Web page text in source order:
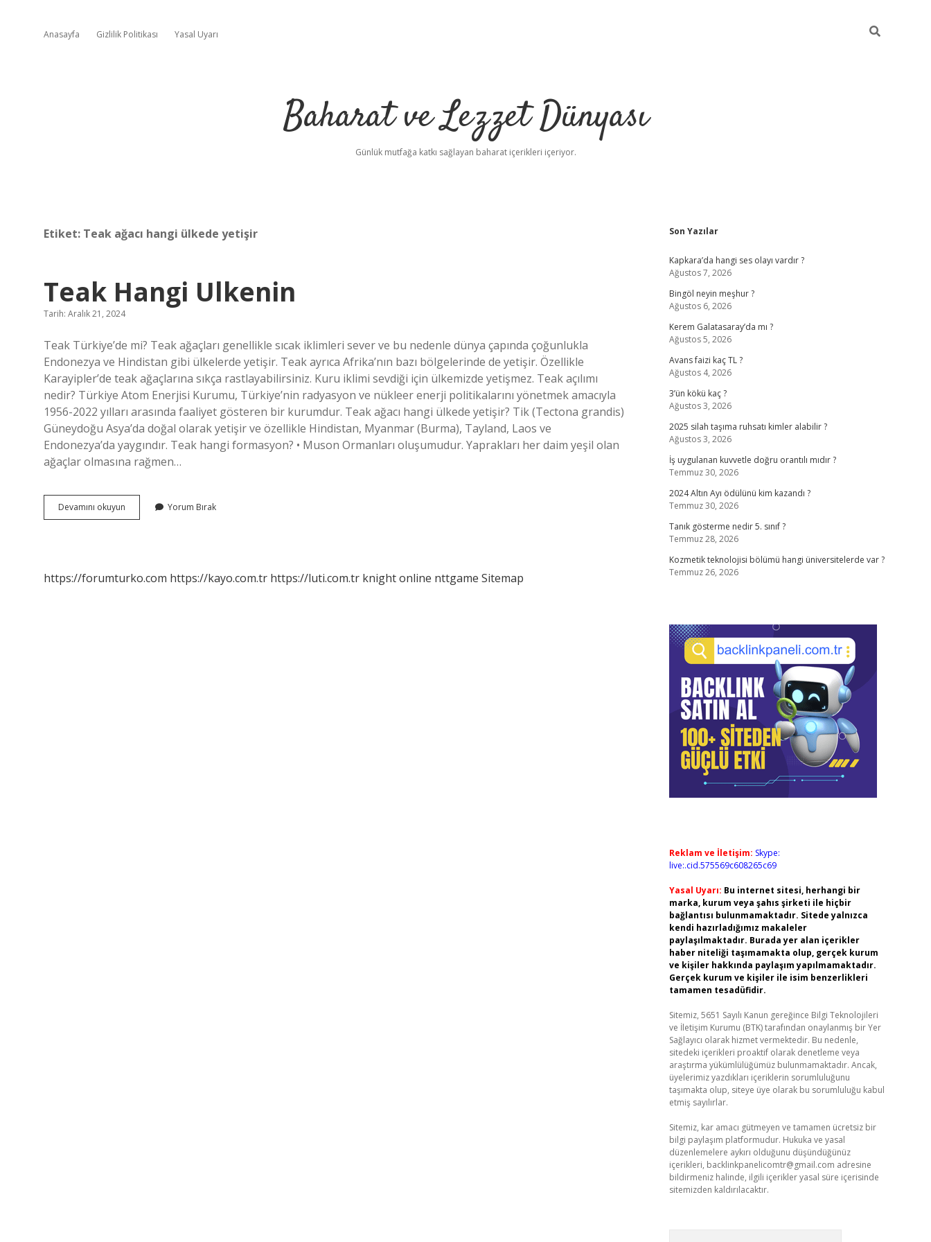
Anasayfa Gizlilik Politikası Yasal Uyarı
Baharat ve Lezzet Dünyası
Günlük mutfağa katkı sağlayan baharat içerikleri içeriyor.
Etiket: Teak ağacı hangi ülkede yetişir
Teak Hangi Ulkenin
Tarih: Aralık 21, 2024
Teak Türkiye’de mi? Teak ağaçları genellikle sıcak iklimleri sever ve bu nedenle dünya çapında çoğunlukla
Endonezya ve Hindistan gibi ülkelerde yetişir. Teak ayrıca Afrika’nın bazı bölgelerinde de yetişir. Özellikle
Karayipler’de teak ağaçlarına sıkça rastlayabilirsiniz. Kuru iklimi sevdiği için ülkemizde yetişmez. Teak açılımı
nedir? Türkiye Atom Enerjisi Kurumu, Türkiye’nin radyasyon ve nükleer enerji politikalarını yönetmek amacıyla
1956-2022 yılları arasında faaliyet gösteren bir kurumdur. Teak ağacı hangi ülkede yetişir? Tik (Tectona grandis)
Güneydoğu Asya’da doğal olarak yetişir ve özellikle Hindistan, Myanmar (Burma), Tayland, Laos ve
Endonezya’da yaygındır. Teak hangi formasyon? • Muson Ormanları oluşumudur. Yaprakları her daim yeşil olan
ağaçlar olmasına rağmen…
Devamını okuyun
Hangi
Yorum Bırak
https://forumturko.com https://kayo.com.tr https://luti.com.tr knight online nttgame Sitemap
Sidebar
Son Yazılar
Kapkara’da hangi ses olayı vardır ?
Ağustos 7, 2026
Bingöl neyin meşhur ?
Ağustos 6, 2026
Kerem Galatasaray’da mı ?
Ağustos 5, 2026
Avans faizi kaç TL ?
Ağustos 4, 2026
3’ün kökü kaç ?
Ağustos 3, 2026
2025 silah taşıma ruhsatı kimler alabilir ?
Ağustos 3, 2026
İş uygulanan kuvvetle doğru orantılı mıdır ?
Temmuz 30, 2026
2024 Altın Ayı ödülünü kim kazandı ?
Temmuz 30, 2026
Tanık gösterme nedir 5. sınıf ?
Temmuz 28, 2026
Kozmetik teknolojisi bölümü hangi üniversitelerde var ?
Temmuz 26, 2026
Reklam ve İletişim: Skype:
live:.cid.575569c608265c69
Yasal Uyarı: Bu internet sitesi, herhangi bir
marka, kurum veya şahıs şirketi ile hiçbir
bağlantısı bulunmamaktadır. Sitede yalnızca
kendi hazırladığımız makaleler
paylaşılmaktadır. Burada yer alan içerikler
haber niteliği taşımamakta olup, gerçek kurum
ve kişiler hakkında paylaşım yapılmamaktadır.
Gerçek kurum ve kişiler ile isim benzerlikleri
tamamen tesadüfidir.
Sitemiz, 5651 Sayılı Kanun gereğince Bilgi Teknolojileri
ve İletişim Kurumu (BTK) tarafından onaylanmış bir Yer
Sağlayıcı olarak hizmet vermektedir. Bu nedenle,
sitedeki içerikleri proaktif olarak denetleme veya
araştırma yükümlülüğümüz bulunmamaktadır. Ancak,
üyelerimiz yazdıkları içeriklerin sorumluluğunu
taşımakta olup, siteye üye olarak bu sorumluluğu kabul
etmiş sayılırlar.
Sitemiz, kar amacı gütmeyen ve tamamen ücretsiz bir
bilgi paylaşım platformudur. Hukuka ve yasal
düzenlemelere aykırı olduğunu düşündüğünüz
içerikleri, backlinkpanelicomtr@gmail.com adresine
bildirmeniz halinde, ilgili içerikler yasal süre içerisinde
sitemizden kaldırılacaktır.